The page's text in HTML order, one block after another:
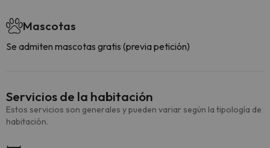
Mascotas
Se admiten mascotas gratis (previa petición)
Servicios de la habitación
Estos servicios son generales y pueden variar según la tipología de
habitación.